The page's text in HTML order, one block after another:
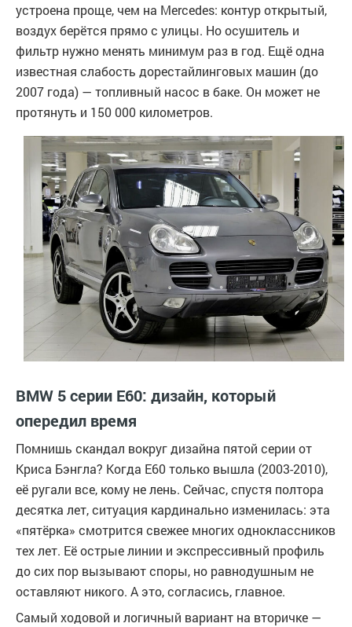
устроена проще, чем на Mercedes: контур открытый,
воздух берётся прямо с улицы. Но осушитель и
фильтр нужно менять минимум раз в год. Ещё одна
известная слабость дорестайлинговых машин (до
2007 года) — топливный насос в баке. Он может не
протянуть и 150 000 километров.
BMW 5 серии E60: дизайн, который
опередил время
Помнишь скандал вокруг дизайна пятой серии от
Криса Бэнгла? Когда E60 только вышла (2003-2010),
её ругали все, кому не лень. Сейчас, спустя полтора
десятка лет, ситуация кардинально изменилась: эта
«пятёрка» смотрится свежее многих одноклассников
тех лет. Её острые линии и экспрессивный профиль
до сих пор вызывают споры, но равнодушным не
оставляют никого. А это, согласись, главное.
Самый ходовой и логичный вариант на вторичке —